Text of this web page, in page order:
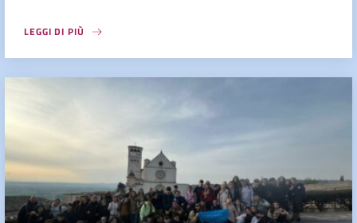
LEGGI DI PIÙ